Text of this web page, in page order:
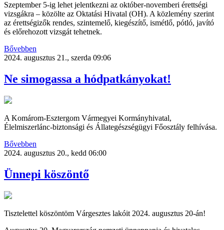
Szeptember 5-ig lehet jelentkezni az október-novemberi érettségi
vizsgákra – közölte az Oktatási Hivatal (OH). A közlemény szerint
az érettségizők rendes, szintemelő, kiegészítő, ismétlő, pótló, javító
és előrehozott vizsgát tehetnek.
Bővebben
2024. augusztus 21., szerda 09:06
Ne simogassa a hódpatkányokat!
A Komárom-Esztergom Vármegyei Kormányhivatal,
Élelmiszerlánc-biztonsági és Állategészségügyi Főosztály felhívása.
Bővebben
2024. augusztus 20., kedd 06:00
Ünnepi köszöntő
Tisztelettel köszöntöm Várgesztes lakóit 2024. augusztus 20-án!